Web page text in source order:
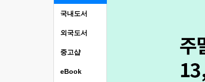
국내도서
외국도서
중고샵
eBook